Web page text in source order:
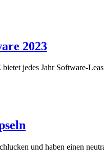
2023
jedes Jahr Software-
und haben einen